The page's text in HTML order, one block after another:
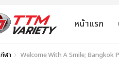
หน้าแรก
กีฬา Welcome With A Smile; Bangkok